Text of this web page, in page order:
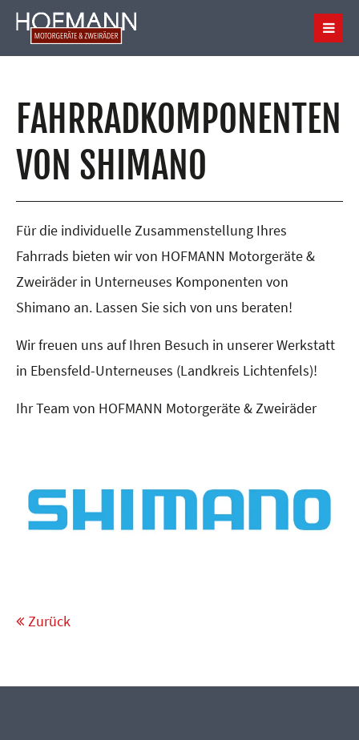
FAHRRADKOMPONENTEN
VON SHIMANO
Für die individuelle Zusammenstellung Ihres
Fahrrads bieten wir von HOFMANN Motorgeräte &
Zweiräder in Unterneuses Komponenten von
Shimano an. Lassen Sie sich von uns beraten!
Wir freuen uns auf Ihren Besuch in unserer Werkstatt
in Ebensfeld-Unterneuses (Landkreis Lichtenfels)!
Ihr Team von HOFMANN Motorgeräte & Zweiräder
Zurück